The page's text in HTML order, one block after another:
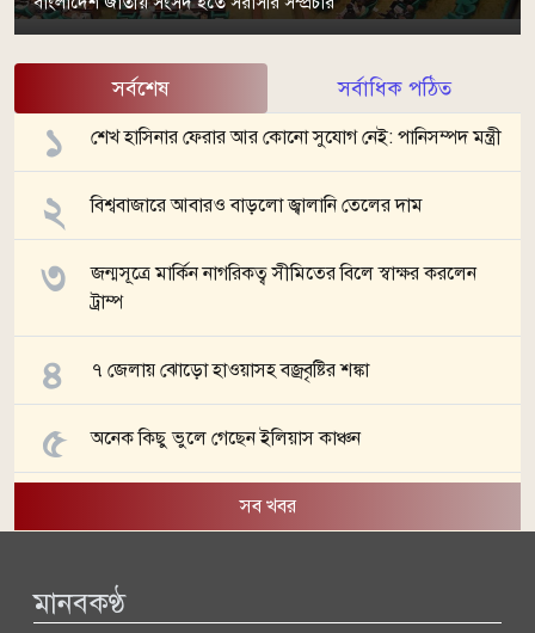
সর্বশেষ সর্বাধিক পঠিত
শেখ হাসিনার ফেরার আর কোনো সুযোগ নেই: পানিসম্পদ মন্ত্রী
বিশ্ববাজারে আবারও বাড়লো জ্বালানি তেলের দাম
জন্মসূত্রে মার্কিন নাগরিকত্ব সীমিতের বিলে স্বাক্ষর করলেন
ট্রাম্প
৭ জেলায় ঝোড়ো হাওয়াসহ বজ্রবৃষ্টির শঙ্কা
অনেক কিছু ভুলে গেছেন ইলিয়াস কাঞ্চন
সব খবর
মানবকণ্ঠ